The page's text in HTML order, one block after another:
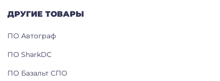
ДРУГИЕ ТОВАРЫ
ПО Автограф
ПО SharkDC
ПО Базальт СПО